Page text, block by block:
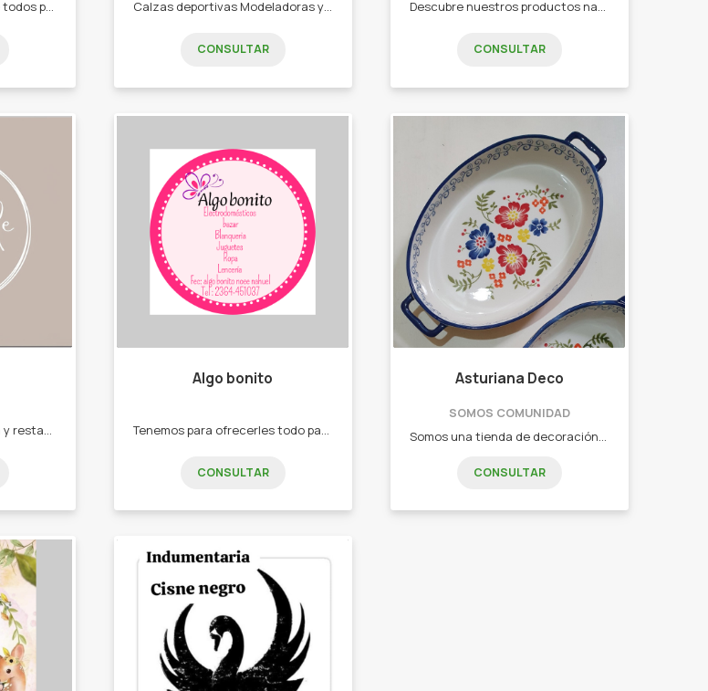
Tenemos como meta que todos puedan encontrar el regalo ideal para sí mismos o para alguien especial. - gorras - llaveros - anteojos - lonas summer - bazar - marroquinería. Calzas deportivas Modeladoras y Reductoras. -CALZAS DEPORTIVAS - CORPIÑOS DEPORTIVOS -CONJUNTOS TRES PIEZAS - MEDÍAS TENIS DEPORTIVAS -VINCHAS DEPORTIVAS.
CONSULTAR
Descubre nuestros productos naturales sin parabenos, sin sulfatos, sin colorantes, sin minerales. y veganos. -Aromatizante textil y ambiente, -Difusores -Body Mist
CONSULTAR
Algo bonito
CONSULTAR
Asturiana Deco
SOMOS COMUNIDAD
CONSULTAR